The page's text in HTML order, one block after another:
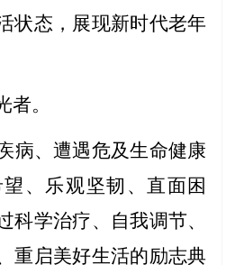
状态，展现新时代老年
者。
病、遭遇危及生命健康
、乐观坚韧、直面困
科学治疗、自我调节、
重启美好生活的励志典